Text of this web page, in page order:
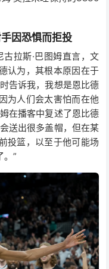
因恐惧而拒投
拉斯·巴图姆直言，文
认为，其根本原因在于
告诉我，我想是恩比德
为人们会太害怕而在他
在播客中复述了恩比德
送出很多盖帽，但在某
投篮，以至于他可能场
。”